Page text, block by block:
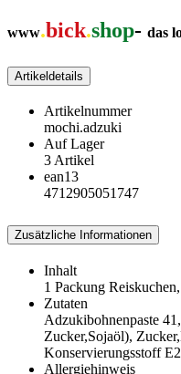
www.bick.shop- das
Artikeldetails
Artikelnummer
mochi.adzuki
Auf Lager
3 Artikel
ean13
4712905051747
Zusätzliche Informationen
Inhalt
1 Packung
Zutaten
Adzukibohnenpaste
Zucker,Sojaöl),
Konservierungsstoff
Allergiehinweis